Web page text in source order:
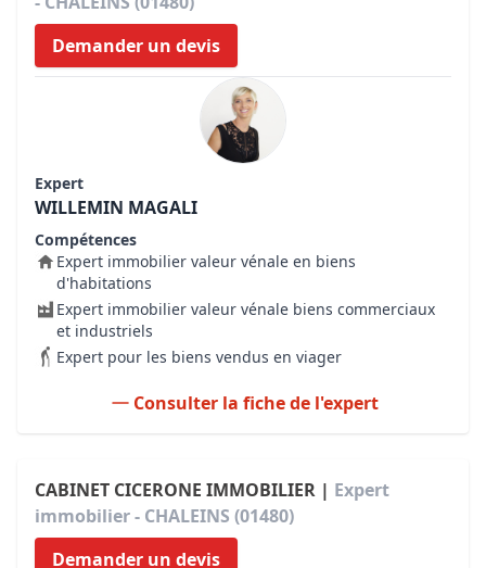
Demander un devis
Expert
WILLEMIN MAGALI
Compétences
Expert immobilier valeur vénale en biens
d'habitations
Expert immobilier valeur vénale biens commerciaux
et industriels
Expert pour les biens vendus en viager
Consulter la fiche de l'expert
CABINET CICERONE IMMOBILIER | Expert
immobilier - CHALEINS (01480)
Demander un devis